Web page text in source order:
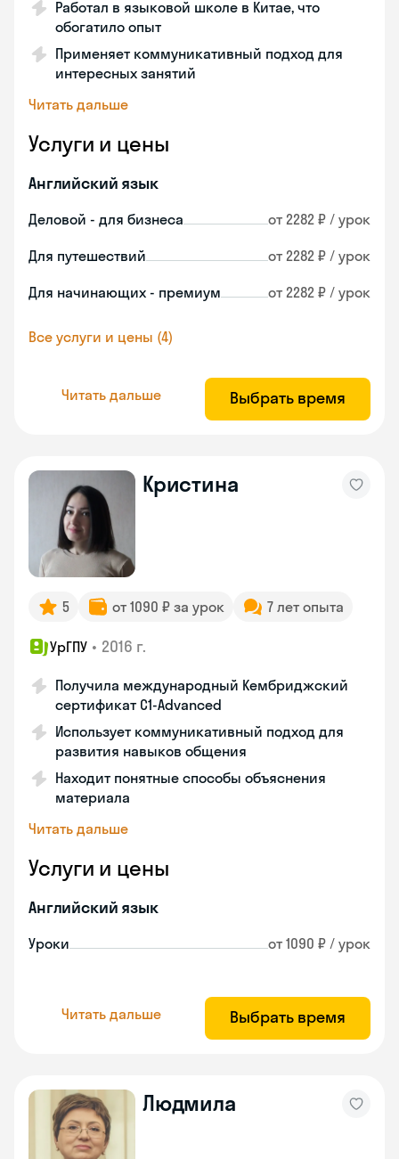
Работал в языковой школе в Китае, что
обогатило опыт
Применяет коммуникативный подход для
интересных занятий
Читать дальше
Услуги и цены
Английский язык
Деловой - для бизнеса от 2282 ₽ / урок
Для путешествий от 2282 ₽ / урок
Для начинающих - премиум от 2282 ₽ / урок
Все услуги и цены (4)
Читать дальше Выбрать время
Кристина
5 от 1090 ₽ за урок 7 лет опыта
УрГПУ • 2016 г.
Получила международный Кембриджский
сертификат С1-Advanced
Использует коммуникативный подход для
развития навыков общения
Находит понятные способы объяснения
материала
Читать дальше
Услуги и цены
Английский язык
Уроки от 1090 ₽ / урок
Читать дальше Выбрать время
Людмила